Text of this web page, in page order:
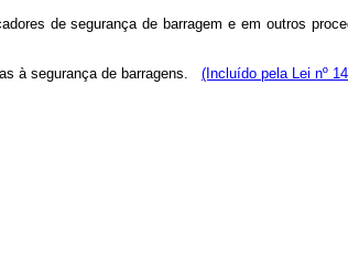
de segurança de barragem e em outros
à segurança de barragens. (Incluído pela Lei nº